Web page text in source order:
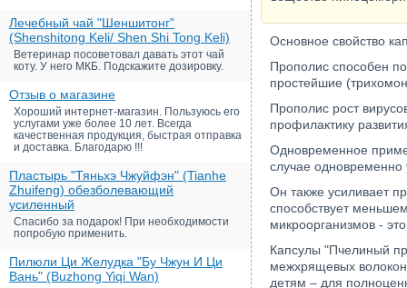
Лечебный чай "Шеншитонг"
(Shenshitong Keli/ Shen Shi Tong Keli)
Ветеринар посоветовал давать этот чай
коту. У него МКБ. Подскажите дозировку.
Отзыв о магазине
Хороший интернет-магазин. Пользуюсь его
услугами уже более 10 лет. Всегда
качественная продукция, быстрая отправка
и доставка. Благодарю !!!
Пластырь "Тяньхэ Чжуйфэн" (Tianhe
Zhuifeng) обезболевающий
усиленный
Спасибо за подарок! При необходимости
попробую применить.
Пилюли Ци Желудка "Бу Чжун И Ци
Вань" (Buzhong Yiqi Wan)
Основное свойство
Прополис способен
простейшие
Прополис рост
профилактику
Одновременное
случае одновременно
Он также усиливает
способствует
микроорганизмов -
Капсулы "Пчелиный
межхрящевых
детям – для